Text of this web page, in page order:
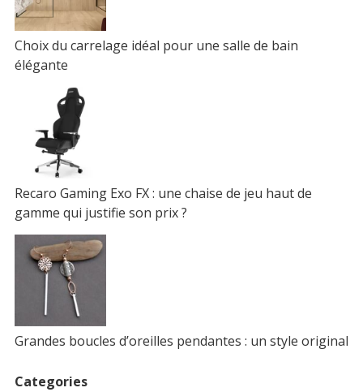
Choix du carrelage idéal pour une salle de bain
élégante
Recaro Gaming Exo FX : une chaise de jeu haut de
gamme qui justifie son prix ?
Grandes boucles d’oreilles pendantes : un style original
Categories